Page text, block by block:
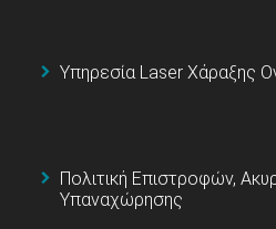
Υπηρεσία Laser Χάραξης
Πολιτική Επιστροφών,
Υπαναχώρησης